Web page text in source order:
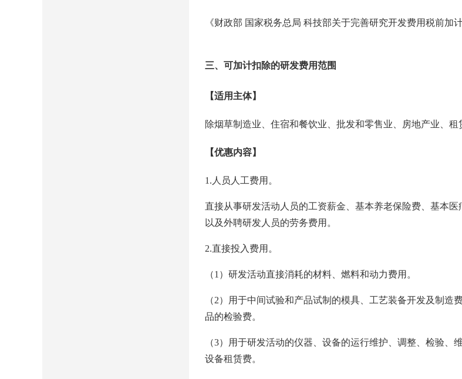
《财政部 国家税务总局 科技部关于完善研究开发费用税前加
三、可加计扣除的研发费用范围
【适用主体】
除烟草制造业、住宿和餐饮业、批发和零售业、房地产业、
【优惠内容】
1.人员人工费用。
直接从事研发活动人员的工资薪金、基本养老保险费、基本
以及外聘研发人员的劳务费用。
2.直接投入费用。
（1）研发活动直接消耗的材料、燃料和动力费用。
（2）用于中间试验和产品试制的模具、工艺装备开发及制
品的检验费。
（3）用于研发活动的仪器、设备的运行维护、调整、检验、
设备租赁费。